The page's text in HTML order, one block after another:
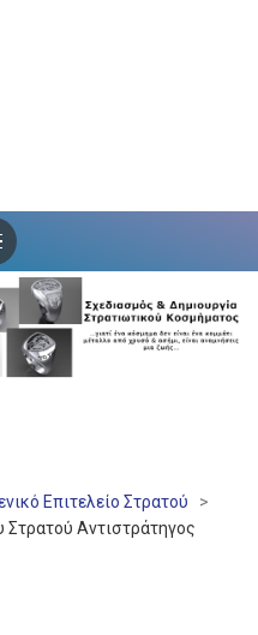
Επιτελείο Στρατού
>
Στρατού Αντιστράτηγος